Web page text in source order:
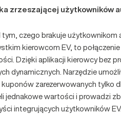
zrzeszającej użytkowników
czego brakuje
kierowcom EV, to
Dzięki aplikacji kierowcy
dynamicznych. Narzędzie
zarezerwowanych tylko
jednakowe wartości i prowadzi
integrujących użytkowników EV.